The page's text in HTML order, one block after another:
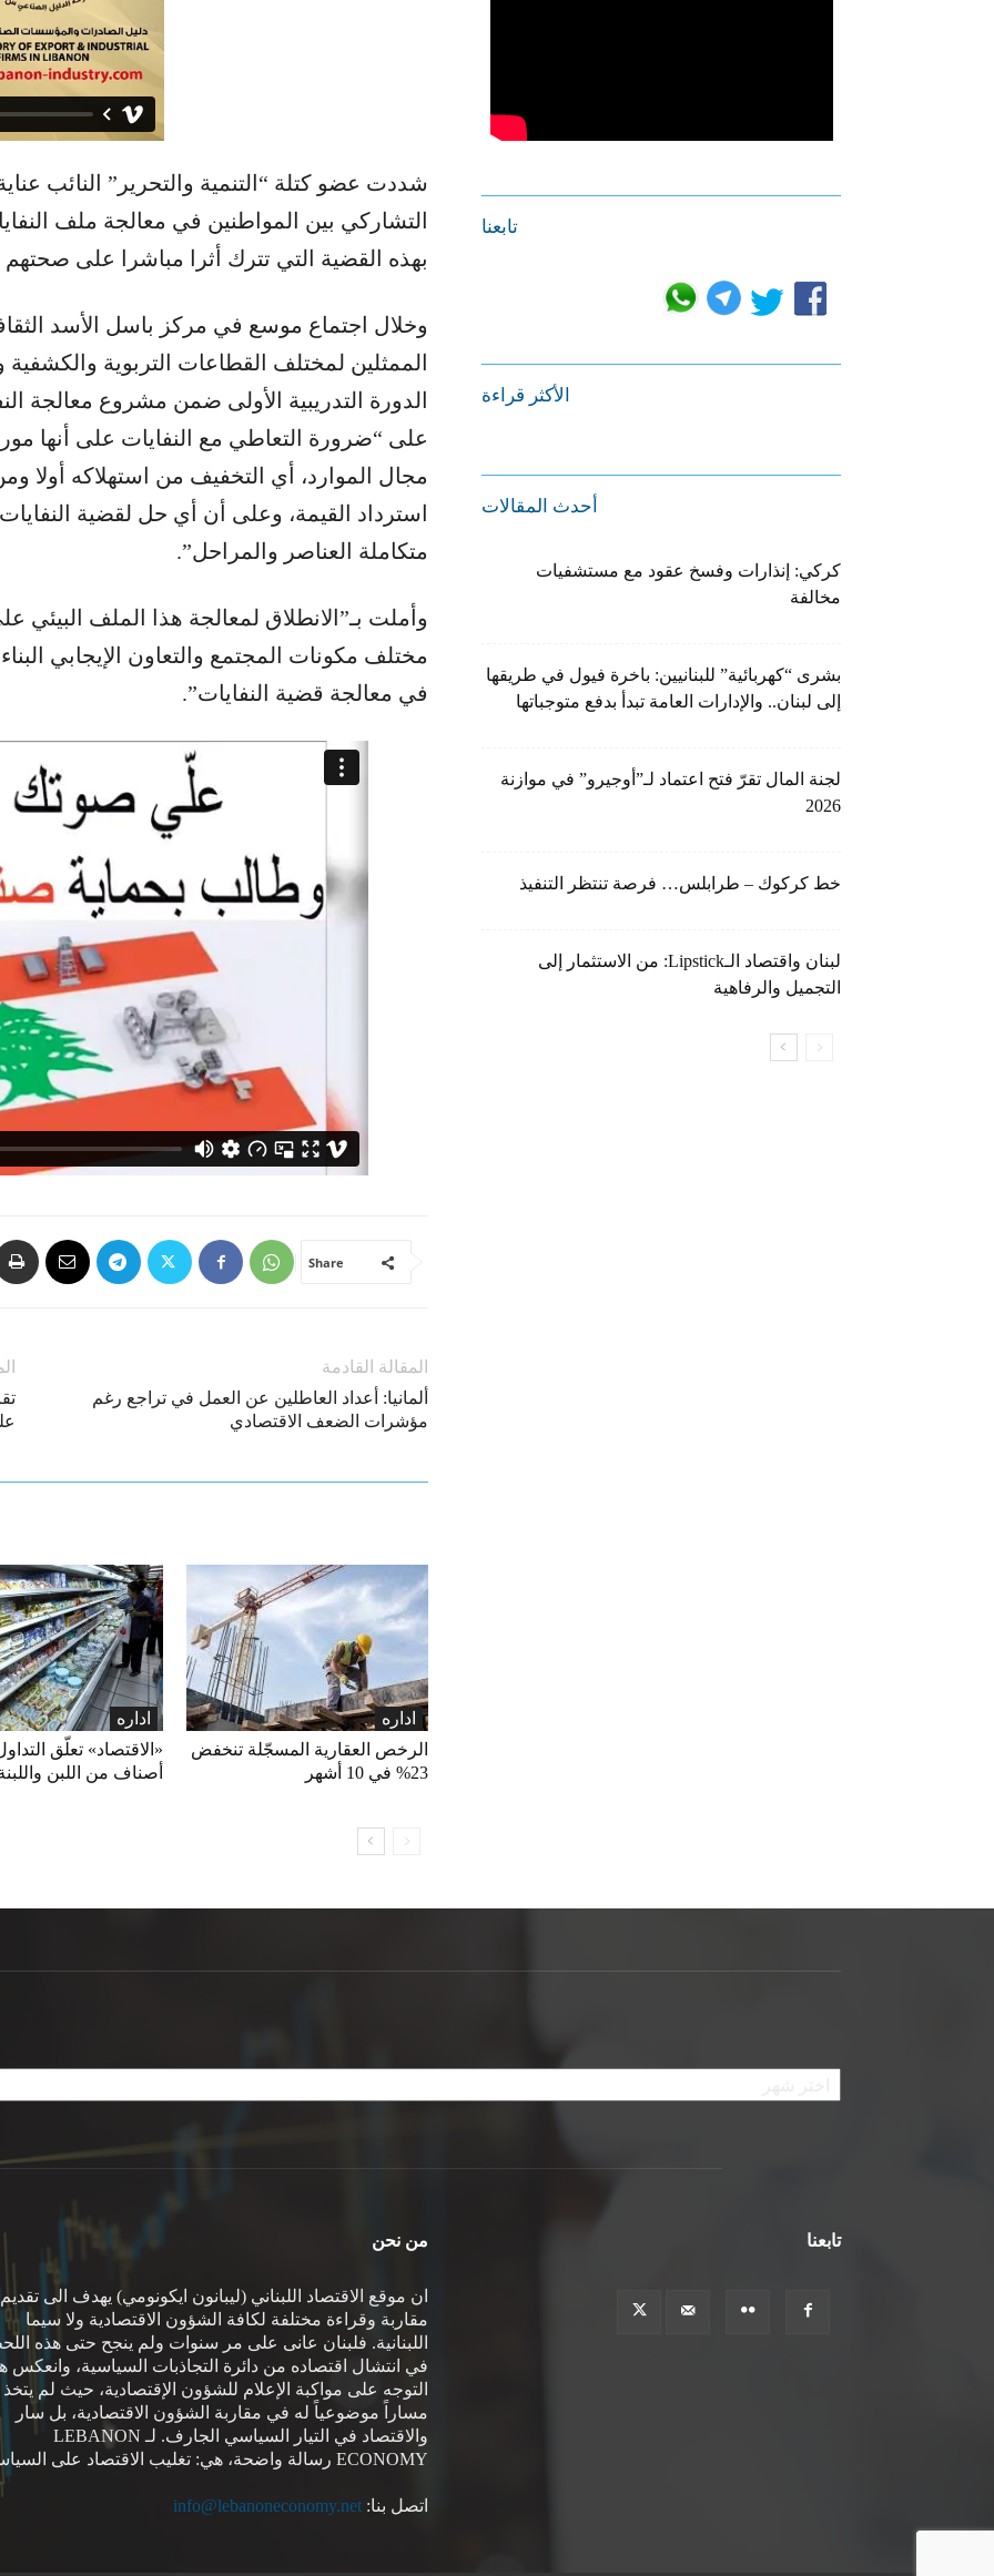
شددت عضو كتلة “التنمية والتحرير” النائب
التشاركي بين المواطنين في معالجة ملف
بهذه القضية التي تترك أثرا مباشرا على صحتهم
وخلال اجتماع موسع في مركز باسل الأسد
الممثلين لمختلف القطاعات التربوية
الدورة التدريبية الأولى ضمن مشروع معالجة
على “ضرورة التعاطي مع النفايات على أنها
مجال الموارد، أي التخفيف من استهلاكه أولا
استرداد القيمة، وعلى أن أي حل لقضية
متكاملة العناصر والمراحل”.
وأملت بـ”الانطلاق لمعالجة هذا الملف البيئي
مختلف مكونات المجتمع والتعاون الإيجابي
في معالجة قضية النفايات”.
Share
المقالة القادمة
ألمانيا: أعداد العاطلين عن العمل في تراجع رغم
مؤشرات الضعف الاقتصادي
اداره
أصناف من اللبن
اداره
الرخص العقارية المسجّلة تنخفض
23% في 10 أشهر
تابعنا
الأكثر قراءة
أحدث المقالات
كركي: إنذارات وفسخ عقود مع مستشفيات
مخالفة
بشرى “كهربائية” للبنانيين: باخرة فيول في طريقها
إلى لبنان.. والإدارات العامة تبدأ بدفع متوجباتها
لجنة المال تقرّ فتح اعتماد لـ”أوجيرو” في موازنة
2026
خط كركوك – طرابلس… فرصة تنتظر التنفيذ
لبنان واقتصاد الـLipstick: من الاستثمار إلى
التجميل والرفاهية
الأرشيف
من نحن
ان موقع الاقتصاد اللبناني (ليبانون ايكونومي) يهدف الى تقديم
مقاربة وقراءة مختلفة لكافة الشؤون الاقتصادية ولا سيما
اللبنانية. فلبنان عانى على مر سنوات ولم ينجح حتى هذه
في انتشال اقتصاده من دائرة التجاذبات السياسية، وانعكس
التوجه على مواكبة الإعلام للشؤون الإقتصادية، حيث لم يتخذ
مساراً موضوعياً له في مقاربة الشؤون الاقتصادية، بل سار
والاقتصاد في التيار السياسي الجارف. لـ LEBANON
ECONOMY رسالة واضحة، هي: تغليب الاقتصاد على السياسة.
اتصل بنا: info@lebanoneconomy.net
تابعنا